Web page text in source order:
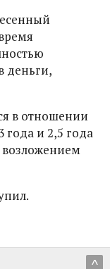
деньги,
в отношении
и 2,5 года
возложением
^